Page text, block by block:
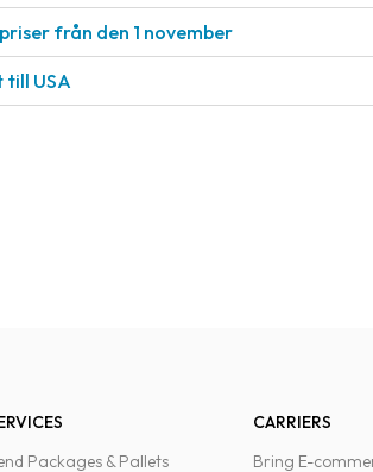
från den 1 november
USA
Packages & Pallets
CARRIERS
Bring E-